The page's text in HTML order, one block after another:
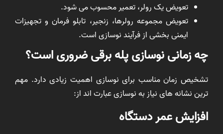
تعویض یک رولر، تعمیر محسوب می شود.
تعویض مجموعه رولرها، زنجیر، تابلو فرمان و تجهیزات
ایمنی بخشی از فرآیند نوسازی است.
چه زمانی نوسازی پله برقی ضروری است؟
تشخیص زمان مناسب برای نوسازی اهمیت زیادی دارد. مهم
ترین نشانه های نیاز به نوسازی عبارت اند از:
افزایش عمر دستگاه